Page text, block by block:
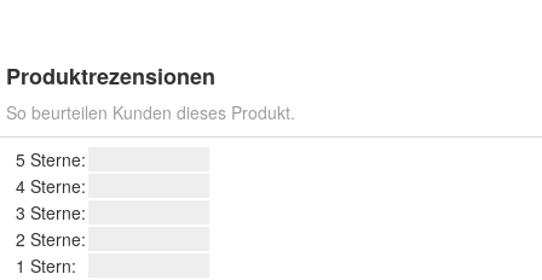
Produktrezensionen
So beurteilen Kunden dieses Produkt.
5 Sterne:
4 Sterne:
3 Sterne:
2 Sterne:
1 Stern: